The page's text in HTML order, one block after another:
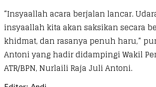
“Insyaallah acara berjalan lancar.
insyaallah kita akan saksikan secara
khidmat, dan rasanya penuh haru,”
Antoni yang hadir didampingi Wakil
ATR/BPN, Nurlaili Raja Juli Antoni.